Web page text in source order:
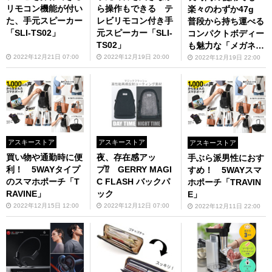
リモコン機能が付い
た、手元スピーカー
「SLI-TS02」
2022年12月21日 07:00
ら操作もできる テ
レビリモコン付き手
元スピーカー「SLI-
TS02」
2022年12月19日 20:00
楽々のわずか47g
普段から持ち運べる
コンパクトボディー
も魅力な「メガネ型
双眼鏡」
2022年12月19日 22:00
アスキーストア
買い物や通勤時に便
利！ 5WAYタイプ
のスマホポーチ「T
RAVINE」
2022年12月15日 12:00
アスキーストア
夜、存在感アッ
プ⁉ GERRY MAGI
C FLASH バックパ
ック
2022年12月12日 07:00
アスキーストア
手ぶら派男性におす
すめ！ 5WAYスマ
ホポーチ「TRAVIN
E」
2022年12月11日 22:00